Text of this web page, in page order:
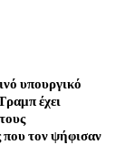
υπουργικό
έχει
τον ψήφισαν